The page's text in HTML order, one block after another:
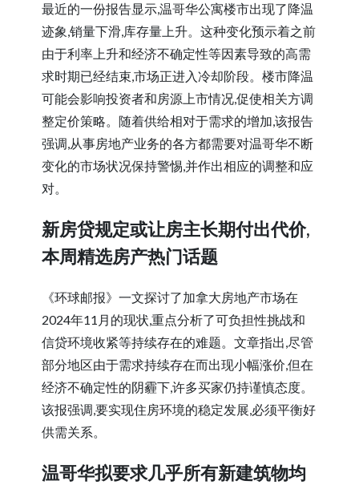
最近的一份报告显示,温哥华公寓楼市出现了降温
迹象,销量下滑,库存量上升。这种变化预示着之前
由于利率上升和经济不确定性等因素导致的高需
求时期已经结束,市场正进入冷却阶段。楼市降温
可能会影响投资者和房源上市情况,促使相关方调
整定价策略。随着供给相对于需求的增加,该报告
强调,从事房地产业务的各方都需要对温哥华不断
变化的市场状况保持警惕,并作出相应的调整和应
对。
新房贷规定或让房主长期付出代价,
本周精选房产热门话题
《环球邮报》一文探讨了加拿大房地产市场在
2024年11月的现状,重点分析了可负担性挑战和
信贷环境收紧等持续存在的难题。文章指出,尽管
部分地区由于需求持续存在而出现小幅涨价,但在
经济不确定性的阴霾下,许多买家仍持谨慎态度。
该报强调,要实现住房环境的稳定发展,必须平衡好
供需关系。
温哥华拟要求几乎所有新建筑物均